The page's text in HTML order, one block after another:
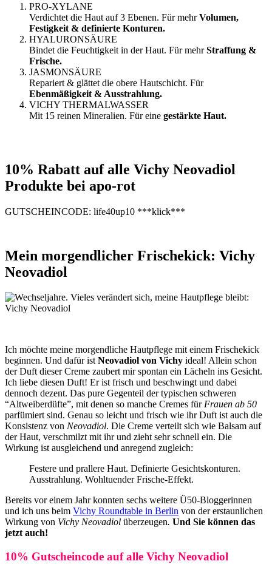
PRO-XYLANE
Verdichtet die Haut auf 3 Ebenen. Für mehrVolumen,
Festigkeit & definierte Konturen.
HYALURONSÄURE
Bindet die Feuchtigkeit in der Haut. Für mehrStraffung &
Frische.
JASMONSÄURE
Repariert & glättet die obere Hautschicht. Für
Ebenmäßigkeit & Ausstrahlung.
VICHY THERMALWASSER
Mit 15 reinen Mineralien. Für eine gestärkte Haut.
10% Rabatt auf alle Vichy Neovadiol
Produkte bei apo-rot
GUTSCHEINCODE: life40up10 ***klick***
Mein morgendlicher Frischekick: Vichy
Neovadiol
Ich möchte meine morgendliche Hautpflege mit einem Frischekick
beginnen. Und dafür istNeovadiol von Vichy ideal! Allein schon
der Duft dieser Creme zaubert mir spontan ein Lächeln ins Gesicht.
Ich liebe diesen Duft! Er ist frisch und beschwingt und dabei
dennoch dezent. Das pure Gegenteil der typischen schweren
“Altweiberdüfte”, mit denen so manche Cremes fürFrauen ab 50
parfümiert sind. Genau so leicht und frisch wie ihr Duft ist auch die
Konsistenz von Neovadiol. Die Creme verteilt sich wie Balsam auf
der Haut, verschmilzt mit ihr und zieht sehr schnell ein. Die
Wirkung ist ausgleichend und anregend zugleich:
Festere und prallere Haut. Definierte Gesichtskonturen.
Ausstrahlung. Wohltuender Frische-Effekt.
Bereits vor einem Jahr konnten sechs weitere Ü50-Bloggerinnen
und ich uns beim Vichy Roundtable in Berlin von der erstaunlichen
Wirkung von Vichy Neovadiol überzeugen. Und Sie können das
jetzt auch!
10% Gutscheincode auf alle Vichy Neovadiol